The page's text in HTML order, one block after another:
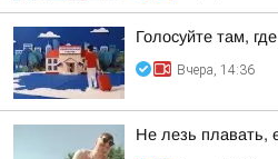
Голосуйте там,
Вчера, 14:36
Не лезь плавать,